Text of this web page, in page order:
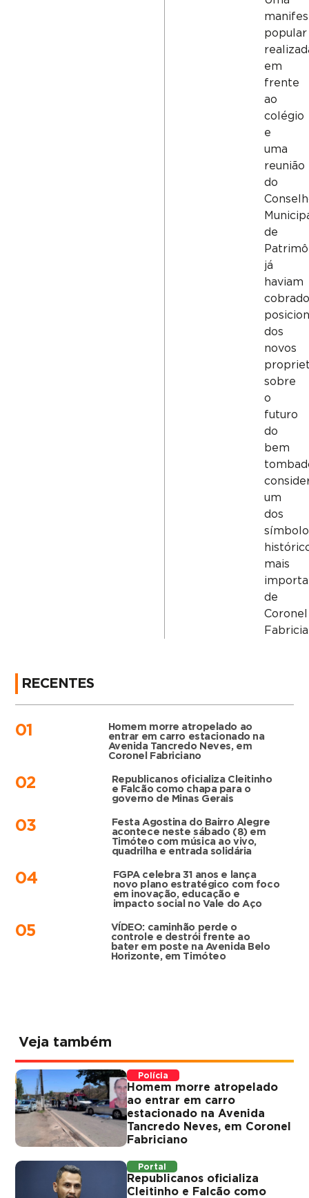
popular
em
frente
ao
colégio
e
uma
reunião
do
de
já
haviam
dos
novos
sobre
o
futuro
do
bem
um
dos
mais
de
Coronel
RECENTES
01
Homem morre atropelado ao
entrar em carro estacionado na
Avenida Tancredo Neves, em
Coronel Fabriciano
02
Republicanos oficializa Cleitinho
e Falcão como chapa para o
governo de Minas Gerais
03
Festa Agostina do Bairro Alegre
acontece neste sábado (8) em
Timóteo com música ao vivo,
quadrilha e entrada solidária
04
FGPA celebra 31 anos e lança
novo plano estratégico com foco
em inovação, educação e
impacto social no Vale do Aço
05
VÍDEO: caminhão perde o
controle e destrói frente ao
bater em poste na Avenida Belo
Horizonte, em Timóteo
Veja também
Polícia
Homem morre atropelado
ao entrar em carro
estacionado na Avenida
Tancredo Neves, em Coronel
Fabriciano
Portal
Republicanos oficializa
Cleitinho e Falcão como